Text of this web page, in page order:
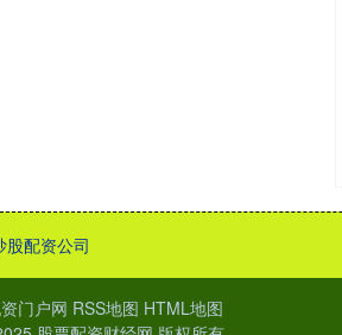
股配资公司
门户网 RSS地图 HTML地图